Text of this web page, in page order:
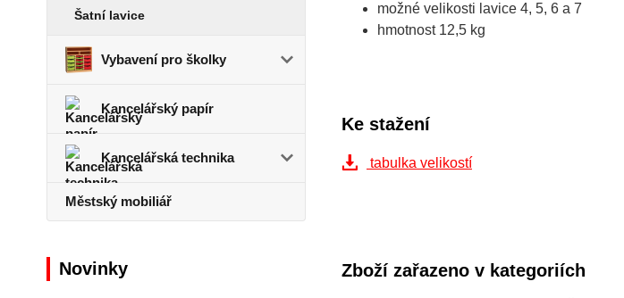
Šatní lavice
Vybavení pro školky
Kancelářský papír
Kancelářská technika
Městský mobiliář
Novinky
možné velikosti lavice 4, 5, 6 a 7
hmotnost 12,5 kg
Ke stažení
tabulka velikostí
Zboží zařazeno v kategoriích